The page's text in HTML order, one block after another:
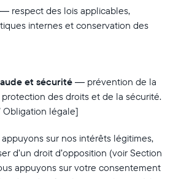
— respect des lois applicables,
internes et conservation des
et sécurité— prévention de la
des droits et de la sécurité.
légale]
sur nos intérêts légitimes,
d’un droit d’opposition (voir Section
appuyons sur votre consentement